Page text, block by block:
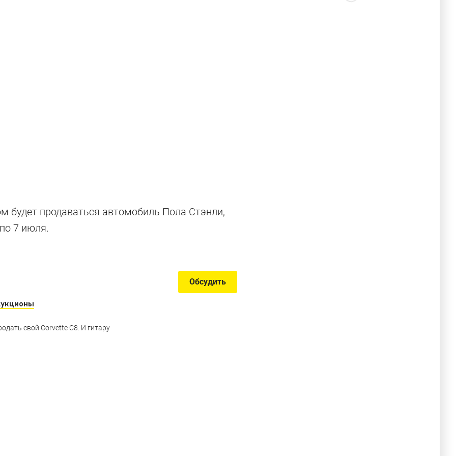
будет продаваться автомобиль Пола Стэнли,
7 июля.
Corvette
от которых сносит крышу
Обсудить
свой Corvette C8. И гитару